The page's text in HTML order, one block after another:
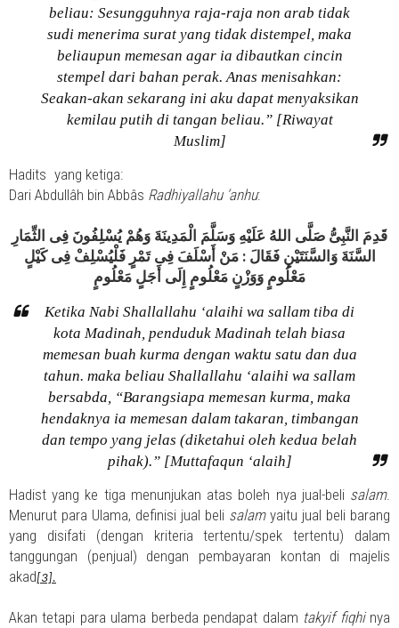
beliau: Sesungguhnya raja-raja non arab tidak
sudi menerima surat yang tidak distempel, maka
beliaupun memesan agar ia dibautkan cincin
stempel dari bahan perak. Anas menisahkan:
Seakan-akan sekarang ini aku dapat menyaksikan
kemilau putih di tangan beliau.” [Riwayat
Muslim]
Hadits yang ketiga:
Dari Abdullâh bin Abbâs Radhiyallahu ‘anhu:
قَدِمَ النَّبِىُّ صَلَّى اللهُ عَلَيْهِ وَسَلَّمَ الْمَدِينَةَ وَهُمْ يُسْلِفُونَ فِى الثِّمَارِ
السَّنَةَ وَالسَّنَتَيْنِ فَقَالَ : مَنْ أَسْلَفَ فِى تَمْرٍ فَلْيُسْلِفْ فِى كَيْلٍ
مَعْلُومٍ وَوَزْنٍ مَعْلُومٍ إِلَى أَجَلٍ مَعْلُومٍ
Ketika Nabi Shallallahu ‘alaihi wa sallam tiba di
kota Madinah, penduduk Madinah telah biasa
memesan buah kurma dengan waktu satu dan dua
tahun. maka beliau Shallallahu ‘alaihi wa sallam
bersabda, “Barangsiapa memesan kurma, maka
hendaknya ia memesan dalam takaran, timbangan
dan tempo yang jelas (diketahui oleh kedua belah
pihak).” [Muttafaqun ‘alaih]
Hadist yang ke tiga menunjukan atas boleh nya jual-beli salam.
Menurut para Ulama, definisi jual beli salamyaitu jual beli barang
yang disifati (dengan kriteria tertentu/spek tertentu) dalam
tanggungan (penjual) dengan pembayaran kontan di majelis
akad[3].
Akan tetapi para ulama berbeda pendapat dalam takyif fiqhi nya